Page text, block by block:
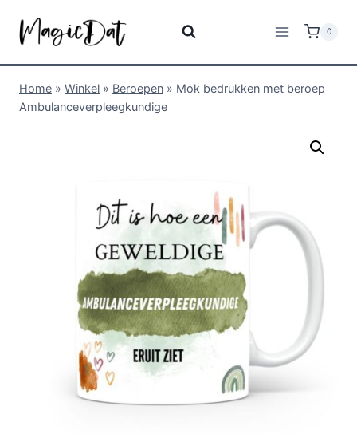
0
Home » Winkel » Beroepen » Mok bedrukken met beroep
Ambulanceverpleegkundige